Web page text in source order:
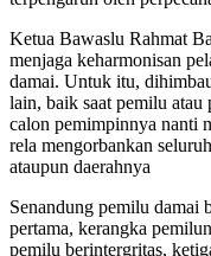
Ketua Bawaslu Rahmat
menjaga keharmonisan
damai. Untuk itu,
lain, baik saat pemilu atau
calon pemimpinnya nanti
rela mengorbankan
ataupun daerahnya
Senandung pemilu damai
pertama, kerangka
pemilu berintergritas,